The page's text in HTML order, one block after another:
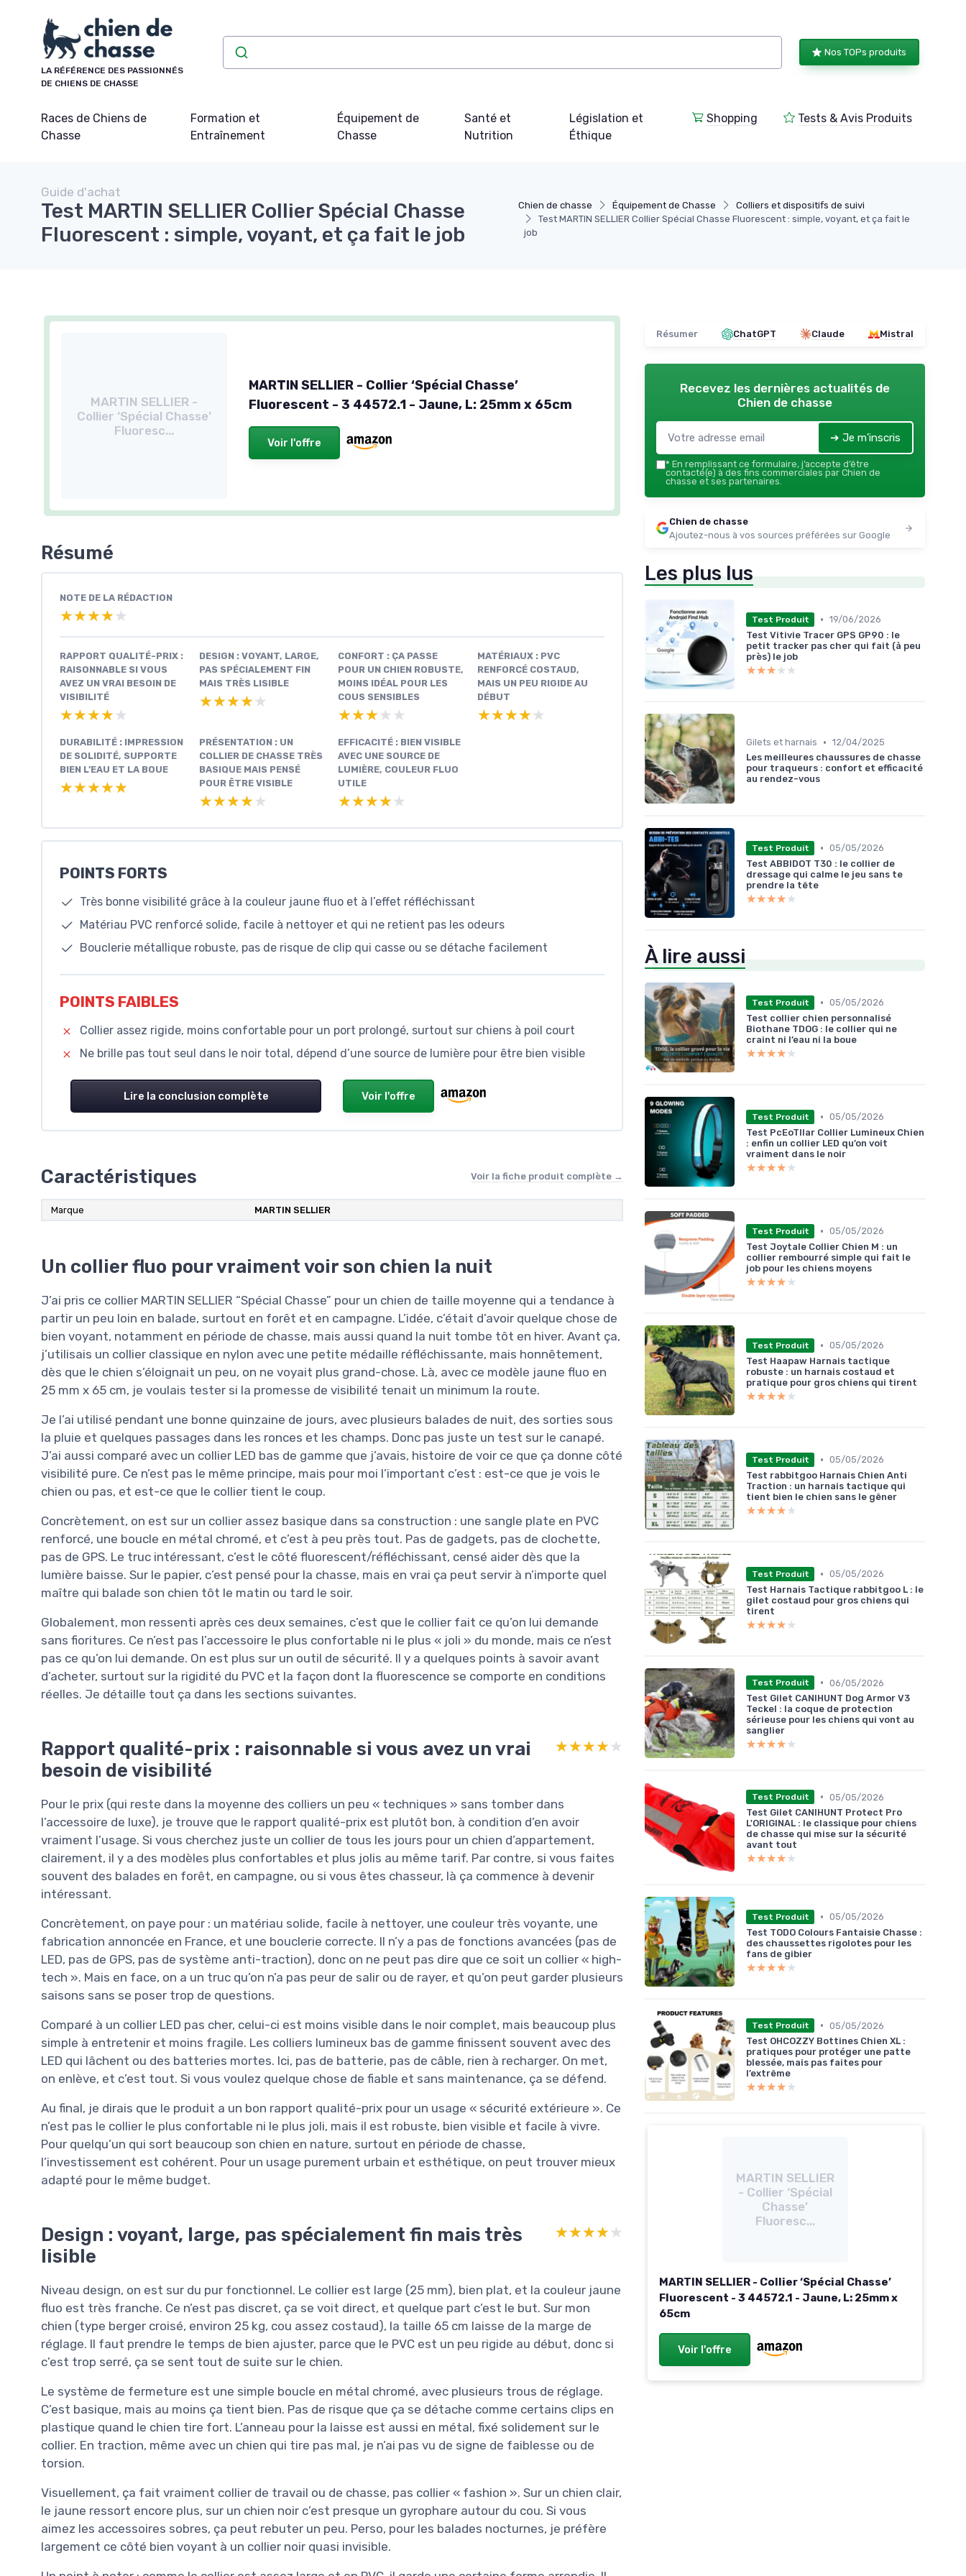
LA RÉFÉRENCE DES PASSIONNÉS
DE CHIENS DE CHASSE
Nos TOPs produits
Races de Chiens de
Chasse
Formation et
Entraînement
Équipement de
Chasse
Santé et
Nutrition
Législation et
Éthique
Shopping Tests & Avis Produits
Chien de chasse Équipement de Chasse
Colliers et dispositifs de suivi
Test MARTIN SELLIER Collier Spécial Chasse Fluorescent : simple, voyant, et ça fait le
job
Guide d'achat
Test MARTIN SELLIER Collier Spécial Chasse
Fluorescent : simple, voyant, et ça fait le job
MARTIN SELLIER -
Collier ‘Spécial Chasse’
Fluoresc...
MARTIN SELLIER - Collier ‘Spécial Chasse’
Fluorescent - 3 44572.1 - Jaune, L: 25mm x 65cm
Voir l'offre
Résumé
NOTE DE LA RÉDACTION
★★★★★
★★★★★
RAPPORT QUALITÉ-PRIX :
RAISONNABLE SI VOUS
AVEZ UN VRAI BESOIN DE
VISIBILITÉ
★★★★★
★★★★★
DESIGN : VOYANT, LARGE,
PAS SPÉCIALEMENT FIN
MAIS TRÈS LISIBLE
★★★★★
★★★★★
CONFORT : ÇA PASSE
POUR UN CHIEN ROBUSTE,
MOINS IDÉAL POUR LES
COUS SENSIBLES
★★★★★
★★★★★
MATÉRIAUX : PVC
RENFORCÉ COSTAUD,
MAIS UN PEU RIGIDE AU
DÉBUT
★★★★★
★★★★★
DURABILITÉ : IMPRESSION
DE SOLIDITÉ, SUPPORTE
BIEN L’EAU ET LA BOUE
★★★★★
★★★★★
PRÉSENTATION : UN
COLLIER DE CHASSE TRÈS
BASIQUE MAIS PENSÉ
POUR ÊTRE VISIBLE
★★★★★
★★★★★
EFFICACITÉ : BIEN VISIBLE
AVEC UNE SOURCE DE
LUMIÈRE, COULEUR FLUO
UTILE
★★★★★
★★★★★
POINTS FORTS
Très bonne visibilité grâce à la couleur jaune fluo et à l’effet réfléchissant
Matériau PVC renforcé solide, facile à nettoyer et qui ne retient pas les odeurs
Bouclerie métallique robuste, pas de risque de clip qui casse ou se détache facilement
POINTS FAIBLES
Collier assez rigide, moins confortable pour un port prolongé, surtout sur chiens à poil court
Ne brille pas tout seul dans le noir total, dépend d’une source de lumière pour être bien visible
Lire la conclusion complète Voir l'offre
Caractéristiques Voir la fiche produit complète →
Marque MARTIN SELLIER
Un collier fluo pour vraiment voir son chien la nuit
J’ai pris ce collier MARTIN SELLIER “Spécial Chasse” pour un chien de taille moyenne qui a tendance à
partir un peu loin en balade, surtout en forêt et en campagne. L’idée, c’était d’avoir quelque chose de
bien voyant, notamment en période de chasse, mais aussi quand la nuit tombe tôt en hiver. Avant ça,
j’utilisais un collier classique en nylon avec une petite médaille réfléchissante, mais honnêtement,
dès que le chien s’éloignait un peu, on ne voyait plus grand-chose. Là, avec ce modèle jaune fluo en
25 mm x 65 cm, je voulais tester si la promesse de visibilité tenait un minimum la route.
Je l’ai utilisé pendant une bonne quinzaine de jours, avec plusieurs balades de nuit, des sorties sous
la pluie et quelques passages dans les ronces et les champs. Donc pas juste un test sur le canapé.
J’ai aussi comparé avec un collier LED bas de gamme que j’avais, histoire de voir ce que ça donne côté
visibilité pure. Ce n’est pas le même principe, mais pour moi l’important c’est : est-ce que je vois le
chien ou pas, et est-ce que le collier tient le coup.
Concrètement, on est sur un collier assez basique dans sa construction : une sangle plate en PVC
renforcé, une boucle en métal chromé, et c’est à peu près tout. Pas de gadgets, pas de clochette,
pas de GPS. Le truc intéressant, c’est le côté fluorescent/réfléchissant, censé aider dès que la
lumière baisse. Sur le papier, c’est pensé pour la chasse, mais en vrai ça peut servir à n’importe quel
maître qui balade son chien tôt le matin ou tard le soir.
Globalement, mon ressenti après ces deux semaines, c’est que le collier fait ce qu’on lui demande
sans fioritures. Ce n’est pas l’accessoire le plus confortable ni le plus « joli » du monde, mais ce n’est
pas ce qu’on lui demande. On est plus sur un outil de sécurité. Il y a quelques points à savoir avant
d’acheter, surtout sur la rigidité du PVC et la façon dont la fluorescence se comporte en conditions
réelles. Je détaille tout ça dans les sections suivantes.
Rapport qualité-prix : raisonnable si vous avez un vrai
besoin de visibilité
★★★★★
★★★★★
Pour le prix (qui reste dans la moyenne des colliers un peu « techniques » sans tomber dans
l’accessoire de luxe), je trouve que le rapport qualité-prix est plutôt bon, à condition d’en avoir
vraiment l’usage. Si vous cherchez juste un collier de tous les jours pour un chien d’appartement,
clairement, il y a des modèles plus confortables et plus jolis au même tarif. Par contre, si vous faites
souvent des balades en forêt, en campagne, ou si vous êtes chasseur, là ça commence à devenir
intéressant.
Concrètement, on paye pour : un matériau solide, facile à nettoyer, une couleur très voyante, une
fabrication annoncée en France, et une bouclerie correcte. Il n’y a pas de fonctions avancées (pas de
LED, pas de GPS, pas de système anti-traction), donc on ne peut pas dire que ce soit un collier « high-
tech ». Mais en face, on a un truc qu’on n’a pas peur de salir ou de rayer, et qu’on peut garder plusieurs
saisons sans se poser trop de questions.
Comparé à un collier LED pas cher, celui-ci est moins visible dans le noir complet, mais beaucoup plus
simple à entretenir et moins fragile. Les colliers lumineux bas de gamme finissent souvent avec des
LED qui lâchent ou des batteries mortes. Ici, pas de batterie, pas de câble, rien à recharger. On met,
on enlève, et c’est tout. Si vous voulez quelque chose de fiable et sans maintenance, ça se défend.
Au final, je dirais que le produit a un bon rapport qualité-prix pour un usage « sécurité extérieure ». Ce
n’est pas le collier le plus confortable ni le plus joli, mais il est robuste, bien visible et facile à vivre.
Pour quelqu’un qui sort beaucoup son chien en nature, surtout en période de chasse,
l’investissement est cohérent. Pour un usage purement urbain et esthétique, on peut trouver mieux
adapté pour le même budget.
Design : voyant, large, pas spécialement fin mais très
lisible
★★★★★
★★★★★
Niveau design, on est sur du pur fonctionnel. Le collier est large (25 mm), bien plat, et la couleur jaune
fluo est très franche. Ce n’est pas discret, ça se voit direct, et quelque part c’est le but. Sur mon
chien (type berger croisé, environ 25 kg, cou assez costaud), la taille 65 cm laisse de la marge de
réglage. Il faut prendre le temps de bien ajuster, parce que le PVC est un peu rigide au début, donc si
c’est trop serré, ça se sent tout de suite sur le chien.
Le système de fermeture est une simple boucle en métal chromé, avec plusieurs trous de réglage.
C’est basique, mais au moins ça tient bien. Pas de risque que ça se détache comme certains clips en
plastique quand le chien tire fort. L’anneau pour la laisse est aussi en métal, fixé solidement sur le
collier. En traction, même avec un chien qui tire pas mal, je n’ai pas vu de signe de faiblesse ou de
torsion.
Visuellement, ça fait vraiment collier de travail ou de chasse, pas collier « fashion ». Sur un chien clair,
le jaune ressort encore plus, sur un chien noir c’est presque un gyrophare autour du cou. Si vous
aimez les accessoires sobres, ça peut rebuter un peu. Perso, pour les balades nocturnes, je préfère
largement ce côté bien voyant à un collier noir quasi invisible.
Résumer ChatGPT Claude Mistral
Recevez les dernières actualités de
Chien de chasse
➔ Je m'inscris
* En remplissant ce formulaire, j’accepte d’être
contacté(e) à des fins commerciales par Chien de
chasse et ses partenaires.
Chien de chasse
Ajoutez-nous à vos sources préférées sur Google
Les plus lus
Test Produit • 19/06/2026
Test Vitivie Tracer GPS GP90 : le
petit tracker pas cher qui fait (à peu
près) le job
★★★★★
★★★★★
Gilets et harnais • 12/04/2025
Les meilleures chaussures de chasse
pour traqueurs : confort et efficacité
au rendez-vous
Test Produit • 05/05/2026
Test ABBIDOT T30 : le collier de
dressage qui calme le jeu sans te
prendre la tête
★★★★★
★★★★★
À lire aussi
Test Produit • 05/05/2026
Test collier chien personnalisé
Biothane TDOG : le collier qui ne
craint ni l’eau ni la boue
★★★★★
★★★★★
Test Produit • 05/05/2026
Test PcEoTllar Collier Lumineux Chien
: enfin un collier LED qu’on voit
vraiment dans le noir
★★★★★
★★★★★
Test Produit • 05/05/2026
Test Joytale Collier Chien M : un
collier rembourré simple qui fait le
job pour les chiens moyens
★★★★★
★★★★★
Test Produit • 05/05/2026
Test Haapaw Harnais tactique
robuste : un harnais costaud et
pratique pour gros chiens qui tirent
★★★★★
★★★★★
Test Produit • 05/05/2026
Test rabbitgoo Harnais Chien Anti
Traction : un harnais tactique qui
tient bien le chien sans le gêner
★★★★★
★★★★★
Test Produit • 05/05/2026
Test Harnais Tactique rabbitgoo L : le
gilet costaud pour gros chiens qui
tirent
★★★★★
★★★★★
Test Produit • 06/05/2026
Test Gilet CANIHUNT Dog Armor V3
Teckel : la coque de protection
sérieuse pour les chiens qui vont au
sanglier
★★★★★
★★★★★
Test Produit • 05/05/2026
Test Gilet CANIHUNT Protect Pro
L'ORIGINAL : le classique pour chiens
de chasse qui mise sur la sécurité
avant tout
★★★★★
★★★★★
Test Produit • 05/05/2026
Test TODO Colours Fantaisie Chasse :
des chaussettes rigolotes pour les
fans de gibier
★★★★★
★★★★★
Test Produit • 05/05/2026
Test OHCOZZY Bottines Chien XL :
pratiques pour protéger une patte
blessée, mais pas faites pour
l’extrême
★★★★★
★★★★★
MARTIN SELLIER
- Collier ‘Spécial
Chasse’
Fluoresc...
MARTIN SELLIER - Collier ‘Spécial Chasse’
Fluorescent - 3 44572.1 - Jaune, L: 25mm x
65cm
Voir l'offre